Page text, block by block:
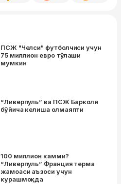
ПСЖ "Челси" футболчиси учун
75 миллион евро тўлаши
мумкин
“Ливерпуль” ва ПСЖ Барколя
бўйича келиша олмаяпти
100 миллион камми?
“Ливерпуль” Франция терма
жамоаси аъзоси учун
курашмоқда